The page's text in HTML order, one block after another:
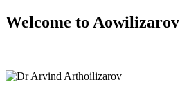
Welcome to Aowilizarov